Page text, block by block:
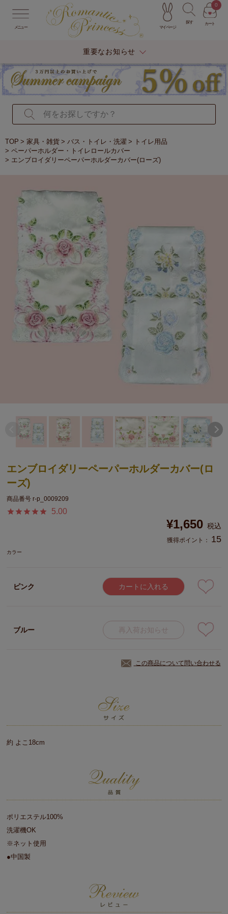
メニュー マイページ
探す カート
0
重要なお知らせ
TOP 家具・雑貨 バス・トイレ・洗濯
トイレ用品
ペーパーホルダー・トイレロールカバー
エンブロイダリーペーパーホルダーカバー(ローズ)
エンブロイダリーペーパーホルダーカバー(ロ
ーズ)
商品番号 r-p_0009209
5.00
¥1,650 税込
獲得ポイント： 15
カラー
ピンク カートに入れる
ブルー 再入荷お知らせ
この商品について問い合わせる
約 よこ18cm
ポリエステル100%
洗濯機OK
※ネット使用
●中国製